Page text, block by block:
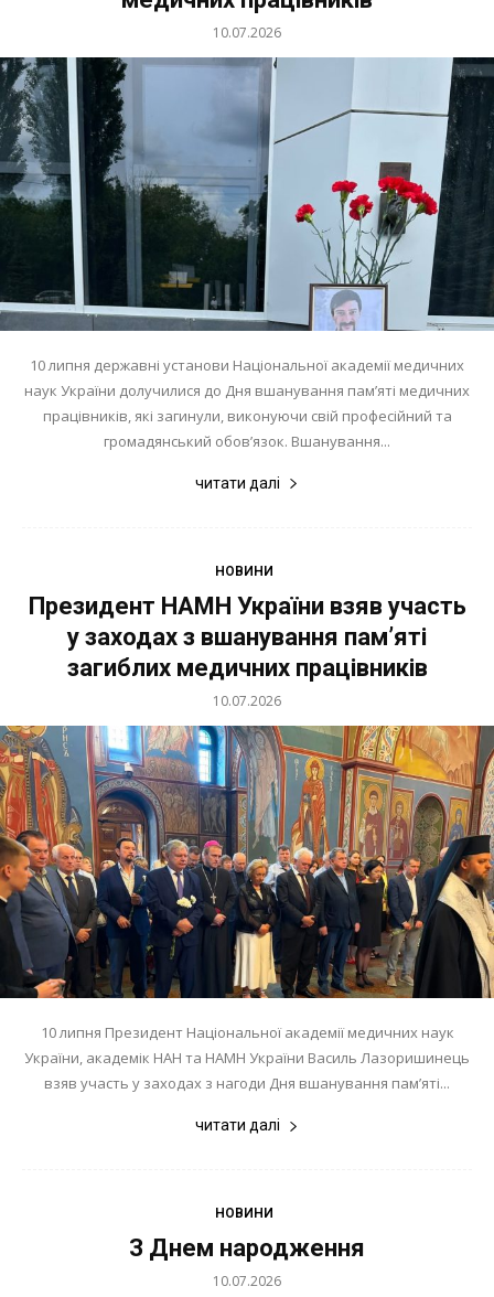
10.07.2026
10 липня державні установи Національної академії медичних
наук України долучилися до Дня вшанування пам’яті медичних
працівників, які загинули, виконуючи свій професійний та
громадянський обов’язок. Вшанування...
читати далі
НОВИНИ
Президент НАМН України взяв участь
у заходах з вшанування пам’яті
загиблих медичних працівників
10.07.2026
10 липня Президент Національної академії медичних наук
України, академік НАН та НАМН України Василь Лазоришинець
взяв участь у заходах з нагоди Дня вшанування пам’яті...
читати далі
НОВИНИ
З Днем народження
10.07.2026